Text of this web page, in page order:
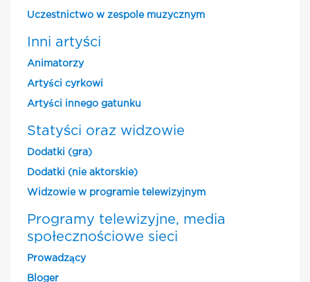
Uczestnictwo w zespole muzycznym
Inni artyści
Animatorzy
Artyści cyrkowi
Artyści innego gatunku
Statyści oraz widzowie
Dodatki (gra)
Dodatki (nie aktorskie)
Widzowie w programie telewizyjnym
Programy telewizyjne, media
społecznościowe sieci
Prowadzący
Bloger